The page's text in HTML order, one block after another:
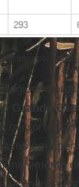
por
Grande
microrregião
em
incremento
economia